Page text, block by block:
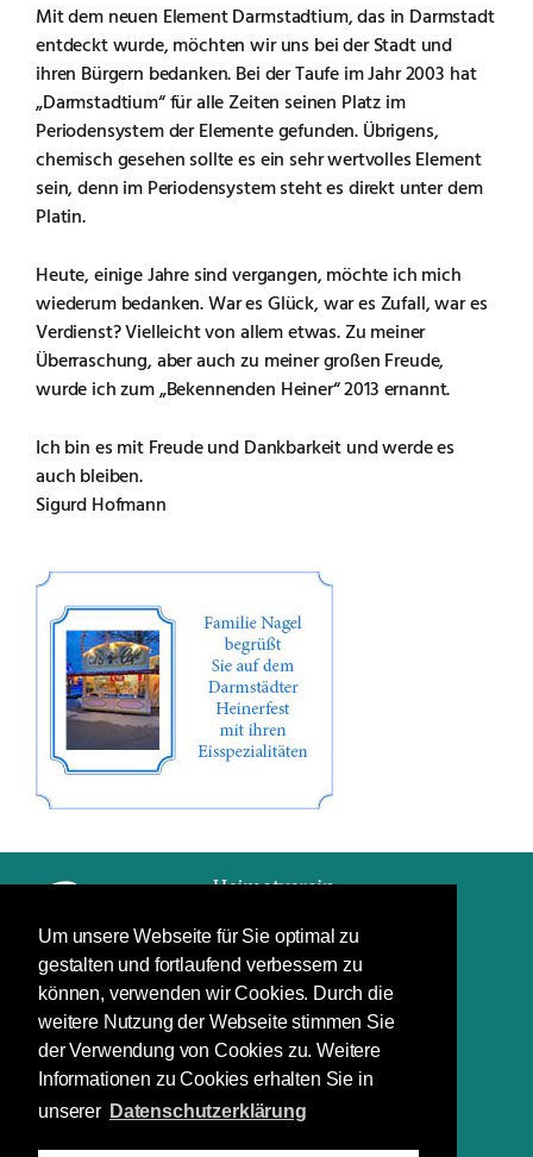
Um unsere Webseite für Sie optimal zu
gestalten und fortlaufend verbessern zu
können, verwenden wir Cookies. Durch die
weitere Nutzung der Webseite stimmen Sie
der Verwendung von Cookies zu. Weitere
Informationen zu Cookies erhalten Sie in
unserer Datenschutzerklärung
Mit dem neuen Element Darmstadtium, das in Darmstadt
entdeckt wurde, möchten wir uns bei der Stadt und
ihren Bürgern bedanken. Bei der Taufe im Jahr 2003 hat
„Darmstadtium“ für alle Zeiten seinen Platz im
Periodensystem der Elemente gefunden. Übrigens,
chemisch gesehen sollte es ein sehr wertvolles Element
sein, denn im Periodensystem steht es direkt unter dem
Platin.
Heute, einige Jahre sind vergangen, möchte ich mich
wiederum bedanken. War es Glück, war es Zufall, war es
Verdienst? Vielleicht von allem etwas. Zu meiner
Überraschung, aber auch zu meiner großen Freude,
wurde ich zum „Bekennenden Heiner“ 2013 ernannt.
Ich bin es mit Freude und Dankbarkeit und werde es
auch bleiben.
Sigurd Hofmann
Impressum
Datenschutz
Schuchardstraße 7
(06151) 29 66 40